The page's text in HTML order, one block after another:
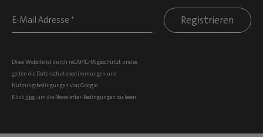
Registrieren
Diese Website ist durch reCAPTCHA geschützt und es
gelten die Datenschutzbestimmungen und
Nutzungsbedingungen von Google.
Klick hier, um die Newsletter-Bedingungen zu lesen